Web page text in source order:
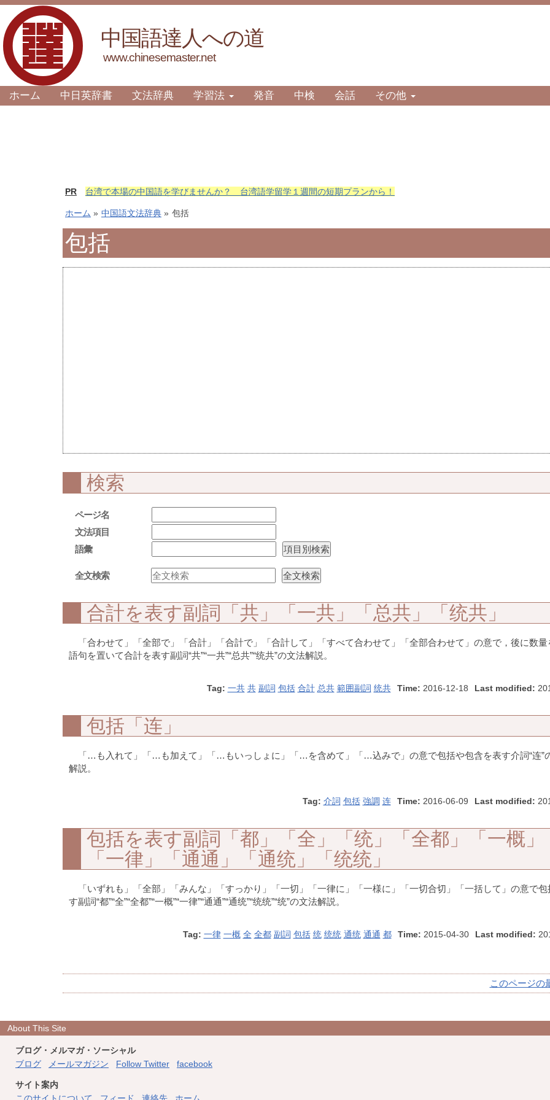
中国語達人への道
www.chinesemaster.net
ホーム 中日英辞書 文法辞典 学習法 発音 中検 会話 その他
PR 台湾で本場の中国語を学びませんか？ 台湾語学留学１週間の短期プランから！
ホーム » 中国語文法辞典 » 包括
包括
検索
ページ名
文法項目
語彙
全文検索
合計を表す副詞「共」「一共」「总共」「统共」
「合わせて」「全部で」「合計」「合計で」「合計して」「すべて合わせて」「全部合わせて」の意で，後に数
語句を置いて合計を表す副詞“共”“一共”“总共”“统共”の文法解説。
Tag: 一共 共 副詞 包括 合計 总共 範囲副詞 统共 Time: 2016-12-18 Last modified:
包括「连」
「…も入れて」「…も加えて」「…もいっしょに」「…を含めて」「…込みで」の意で包括や包含を表す介詞“连”
解説。
Tag: 介詞 包括 強調 连 Time: 2016-06-09 Last modified:
包括を表す副詞「都」「全」「统」「全都」「一概」
「一律」「通通」「通统」「统统」
「いずれも」「全部」「みんな」「すっかり」「一切」「一律に」「一様に」「一切合切」「一括して」の意で
す副詞“都”“全”“全都”“一概”“一律”“通通”“通统”“统统”“统”の文法解説。
Tag: 一律 一概 全 全都 副詞 包括 统 统统 通统 通通 都 Time: 2015-04-30 Last modified:
このページの
About This Site
ブログ・メルマガ・ソーシャル
ブログ
メールマガジン Follow Twitter facebook
サイト案内